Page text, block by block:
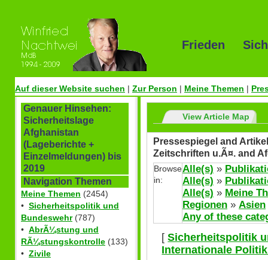
Frieden
Auf dieser Website suchen | Zur Person | Meine Themen |
Genauer Hinsehen:
Sicherheitslage
Afghanistan
(Lageberichte +
Einzelmeldungen) bis
2019
Navigation Themen
Meine Themen (2454)
• Sicherheitspolitik und
Bundeswehr(787)
• AbrÃ¼stung und
RÃ¼stungskontrolle (133)
• Zivile
View Article Map
Pressespiegel and
Zeitschriften u.Ã¤. and
Browse
in:
Alle(s) »
Alle(s) »
Alle(s) » Meine
Regionen » Asien
Any of these
[Sicherheitspolitik
Internationale